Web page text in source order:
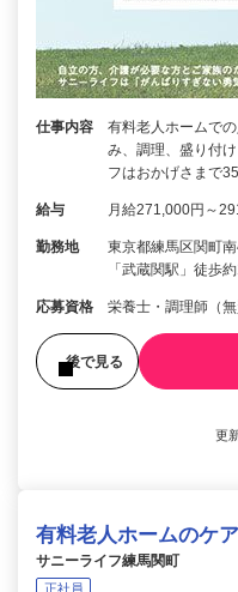
仕事内容
有料老人ホームで
み、調理、盛り付
フはおかげさまで
給与 月給271,000円～
勤務地
東京都練馬区関町
「武蔵関駅」徒歩約
応募資格 栄養士・調理師（
後で見る
更
有料老人ホームのケ
サニーライフ練馬関町
正社員